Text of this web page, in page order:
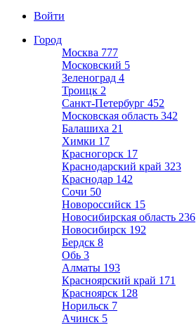
Войти
Город
Москва 777
Московский 5
Зеленоград 4
Троицк 2
Санкт-Петербург 452
Московская область 342
Балашиха 21
Химки 17
Красногорск 17
Краснодарский край 323
Краснодар 142
Сочи 50
Новороссийск 15
Новосибирская область 236
Новосибирск 192
Бердск 8
Обь 3
Алматы 193
Красноярский край 171
Красноярск 128
Норильск 7
Ачинск 5